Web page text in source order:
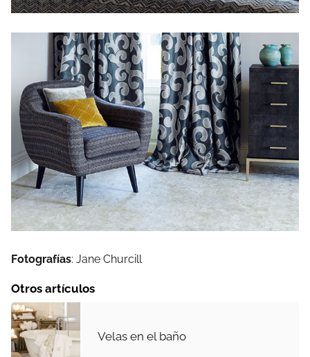
Fotografías: Jane Churcill
Otros artículos
Velas en el baño